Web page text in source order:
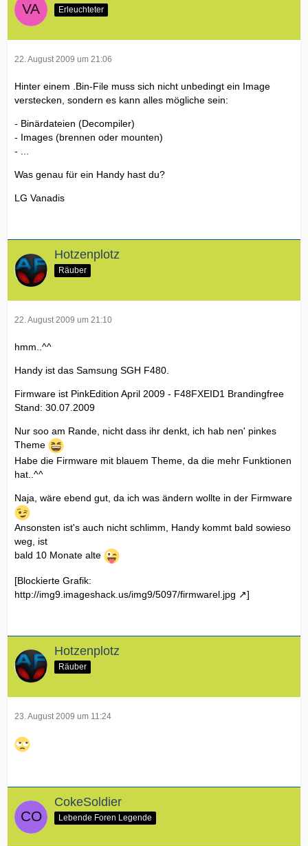
Erleuchteter
22. August 2009 um 21:06
Hinter einem .Bin-File muss sich nicht unbedingt ein Image
verstecken, sondern es kann alles mögliche sein:
- Binärdateien (Decompiler)
- Images (brennen oder mounten)
- ...
Was genau für ein Handy hast du?
LG Vanadis
Hotzenplotz
Räuber
22. August 2009 um 21:10
hmm..^^
Handy ist das Samsung SGH F480.
Firmware ist PinkEdition April 2009 - F48FXEID1 Brandingfree
Stand: 30.07.2009
Nur soo am Rande, nicht dass ihr denkt, ich hab nen' pinkes
Theme
Habe die Firmware mit blauem Theme, da die mehr Funktionen
hat..^^
Naja, wäre ebend gut, da ich was ändern wollte in der Firmware
Ansonsten ist's auch nicht schlimm, Handy kommt bald sowieso
weg, ist
bald 10 Monate alte
[Blockierte Grafik:
http://img9.imageshack.us/img9/5097/firmwarel.jpg
]
Hotzenplotz
Räuber
23. August 2009 um 11:24
CokeSoldier
Lebende Foren Legende